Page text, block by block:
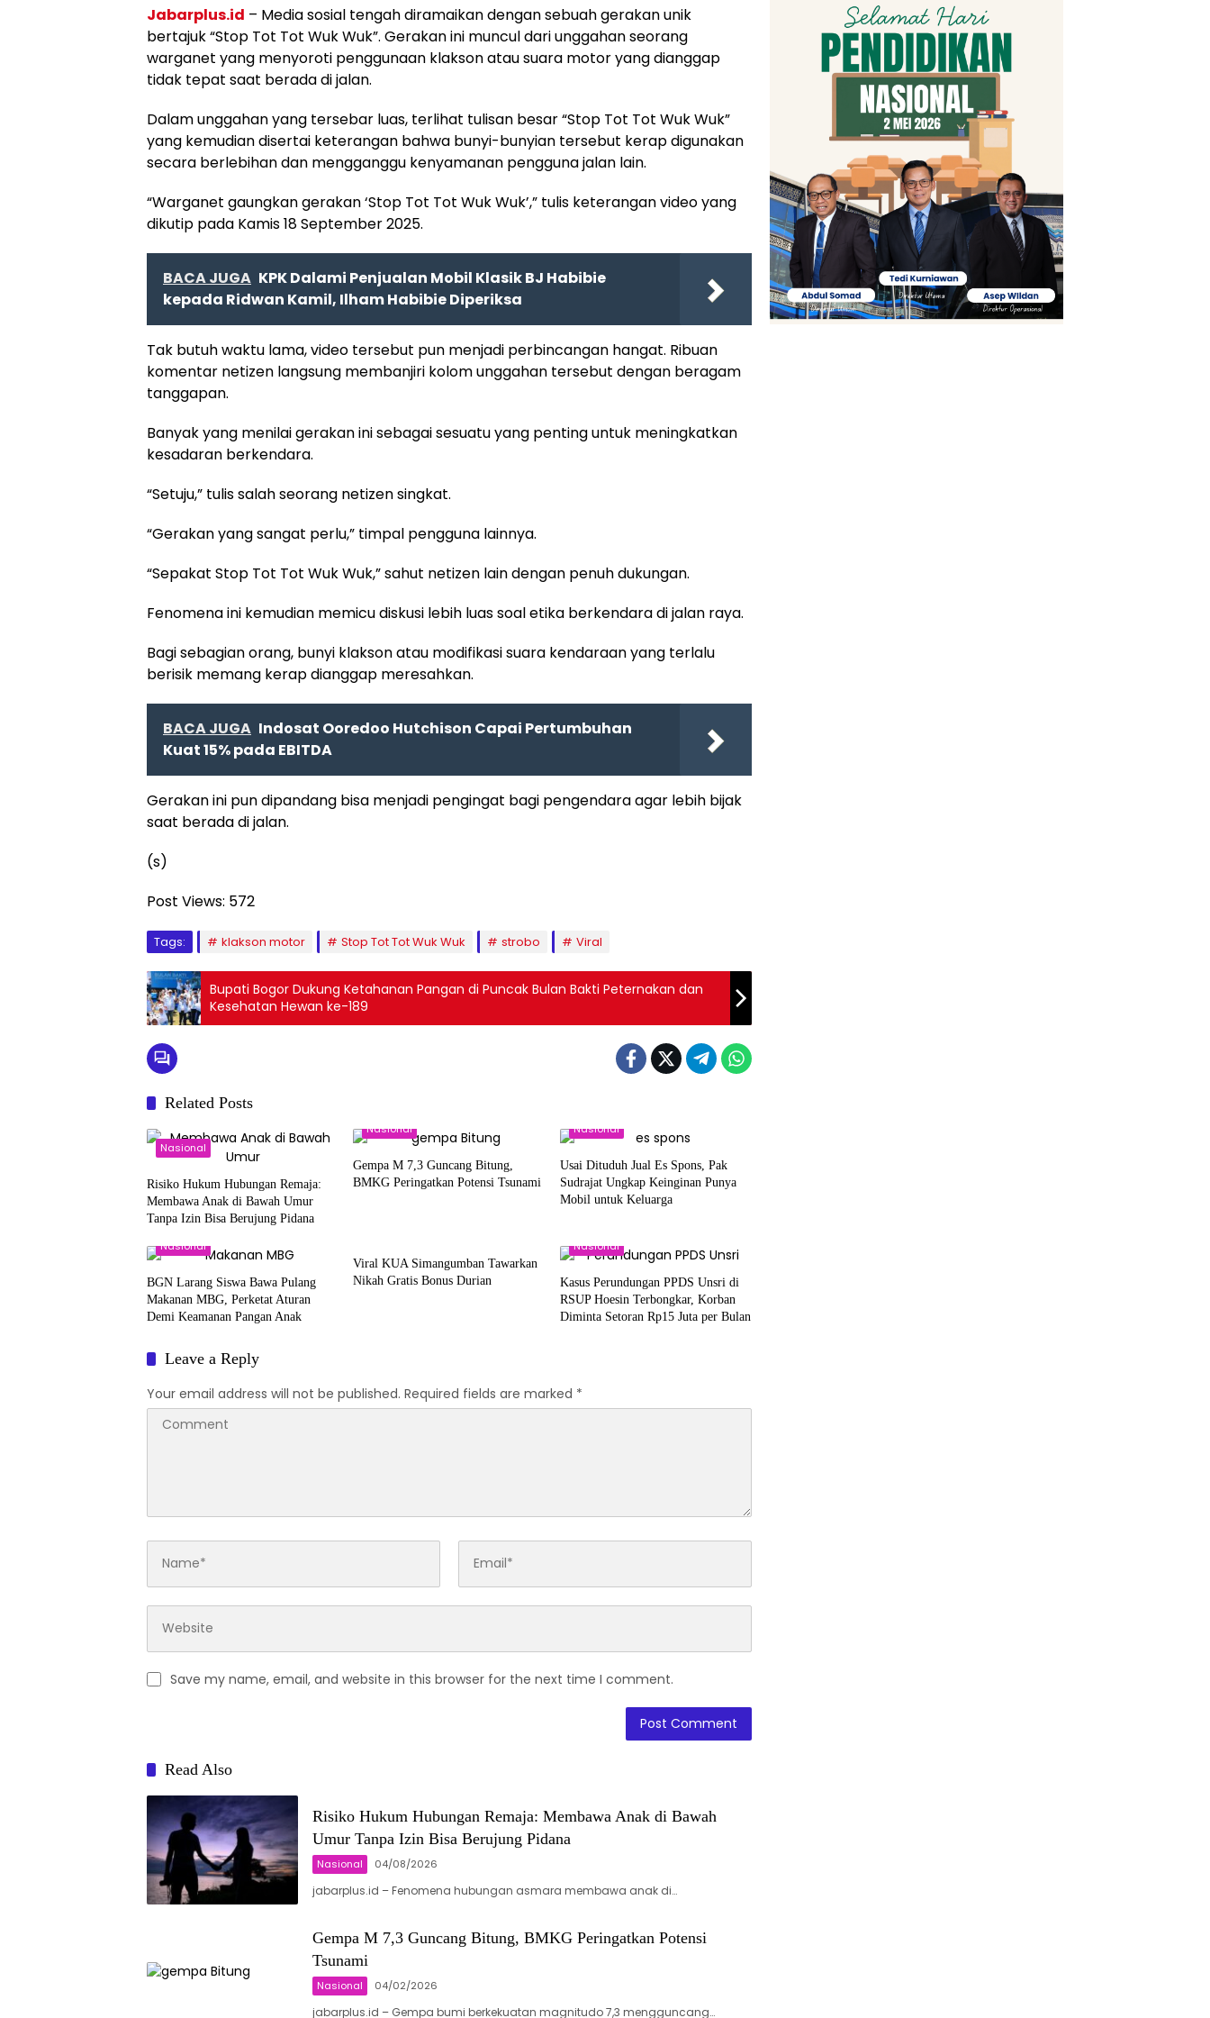
Jabarplus.id – Media sosial tengah diramaikan dengan sebuah gerakan unik
bertajuk “Stop Tot Tot Wuk Wuk”. Gerakan ini muncul dari unggahan seorang
warganet yang menyoroti penggunaan klakson atau suara motor yang dianggap
tidak tepat saat berada di jalan.
Dalam unggahan yang tersebar luas, terlihat tulisan besar “Stop Tot Tot Wuk Wuk”
yang kemudian disertai keterangan bahwa bunyi-bunyian tersebut kerap digunakan
secara berlebihan dan mengganggu kenyamanan pengguna jalan lain.
“Warganet gaungkan gerakan ‘Stop Tot Tot Wuk Wuk’,” tulis keterangan video yang
dikutip pada Kamis 18 September 2025.
BACA JUGA KPK Dalami Penjualan Mobil Klasik BJ Habibie
kepada Ridwan Kamil, Ilham Habibie Diperiksa
Tak butuh waktu lama, video tersebut pun menjadi perbincangan hangat. Ribuan
komentar netizen langsung membanjiri kolom unggahan tersebut dengan beragam
tanggapan.
Banyak yang menilai gerakan ini sebagai sesuatu yang penting untuk meningkatkan
kesadaran berkendara.
“Setuju,” tulis salah seorang netizen singkat.
“Gerakan yang sangat perlu,” timpal pengguna lainnya.
“Sepakat Stop Tot Tot Wuk Wuk,” sahut netizen lain dengan penuh dukungan.
Fenomena ini kemudian memicu diskusi lebih luas soal etika berkendara di jalan raya.
Bagi sebagian orang, bunyi klakson atau modifikasi suara kendaraan yang terlalu
berisik memang kerap dianggap meresahkan.
BACA JUGA Indosat Ooredoo Hutchison Capai Pertumbuhan
Kuat 15% pada EBITDA
Gerakan ini pun dipandang bisa menjadi pengingat bagi pengendara agar lebih bijak
saat berada di jalan.
(s)
Post Views: 572
Tags: klakson motor Stop Tot Tot Wuk Wuk strobo Viral
Bupati Bogor Dukung Ketahanan Pangan di Puncak Bulan Bakti Peternakan dan
Kesehatan Hewan ke-189
Related Posts
Nasional
Risiko Hukum Hubungan Remaja:
Membawa Anak di Bawah Umur
Tanpa Izin Bisa Berujung Pidana
Nasional
Gempa M 7,3 Guncang Bitung,
BMKG Peringatkan Potensi Tsunami
Nasional
Usai Dituduh Jual Es Spons, Pak
Sudrajat Ungkap Keinginan Punya
Mobil untuk Keluarga
Nasional
BGN Larang Siswa Bawa Pulang
Makanan MBG, Perketat Aturan
Demi Keamanan Pangan Anak
Viral KUA Simangumban Tawarkan
Nikah Gratis Bonus Durian
Nasional
Kasus Perundungan PPDS Unsri di
RSUP Hoesin Terbongkar, Korban
Diminta Setoran Rp15 Juta per Bulan
Leave a Reply
Your email address will not be published. Required fields are marked *
Save my name, email, and website in this browser for the next time I comment.
Read Also
Risiko Hukum Hubungan Remaja: Membawa Anak di Bawah
Umur Tanpa Izin Bisa Berujung Pidana
Nasional 04/08/2026
jabarplus.id – Fenomena hubungan asmara membawa anak di…
Gempa M 7,3 Guncang Bitung, BMKG Peringatkan Potensi
Tsunami
Nasional 04/02/2026
jabarplus.id – Gempa bumi berkekuatan magnitudo 7,3 mengguncang…